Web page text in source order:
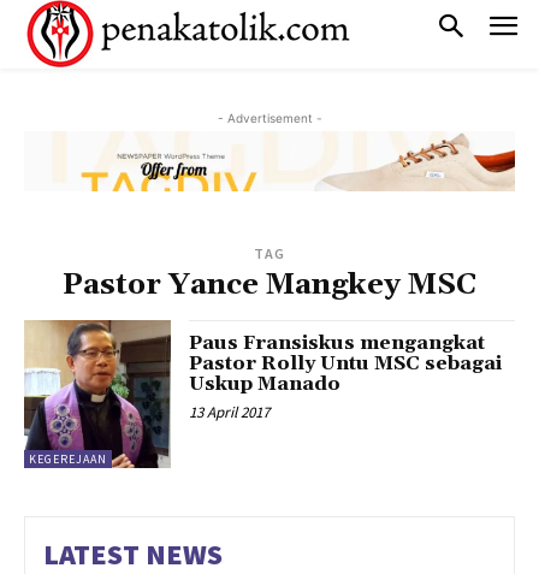
- Advertisement -
TAG
Pastor Yance Mangkey MSC
KEGEREJAAN
Paus Fransiskus mengangkat
Pastor Rolly Untu MSC sebagai
Uskup Manado
13 April 2017
LATEST NEWS